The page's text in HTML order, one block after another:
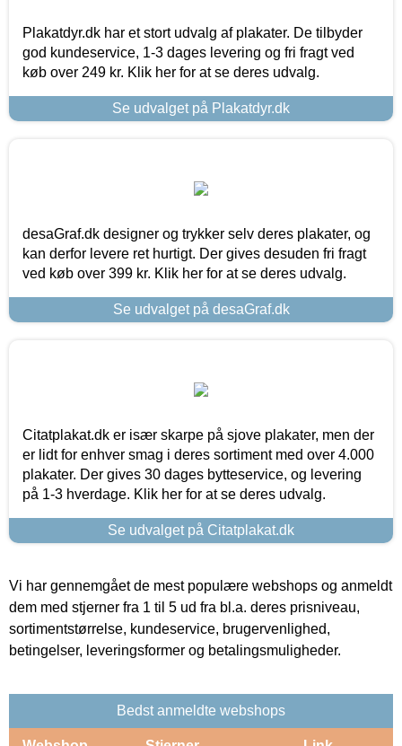
Plakatdyr.dk har et stort udvalg af plakater. De tilbyder
god kundeservice, 1-3 dages levering og fri fragt ved
køb over 249 kr. Klik her for at se deres udvalg.
Se udvalget på Plakatdyr.dk
desaGraf.dk designer og trykker selv deres plakater, og
kan derfor levere ret hurtigt. Der gives desuden fri fragt
ved køb over 399 kr. Klik her for at se deres udvalg.
Se udvalget på desaGraf.dk
Citatplakat.dk er især skarpe på sjove plakater, men der
er lidt for enhver smag i deres sortiment med over 4.000
plakater. Der gives 30 dages bytteservice, og levering
på 1-3 hverdage. Klik her for at se deres udvalg.
Se udvalget på Citatplakat.dk
Vi har gennemgået de mest populære webshops og anmeldt
dem med stjerner fra 1 til 5 ud fra bl.a. deres prisniveau,
sortimentstørrelse, kundeservice, brugervenlighed,
betingelser, leveringsformer og betalingsmuligheder.
Bedst anmeldte webshops